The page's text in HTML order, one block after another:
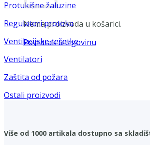
Nema proizvoda u košarici.
Povratak u trgovinu
Protukišne žaluzine
Regulatori protoka
Ventilacijske rešetke
Ventilatori
Zaštita od požara
Ostali proizvodi
Više od 1000 artikala dostupno sa